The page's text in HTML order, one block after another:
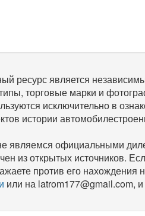
ресурс является
торговые марки и
исключительно в
истории
являемся официальными
из открытых источников.
против его
или на latrom177@gmail.com,